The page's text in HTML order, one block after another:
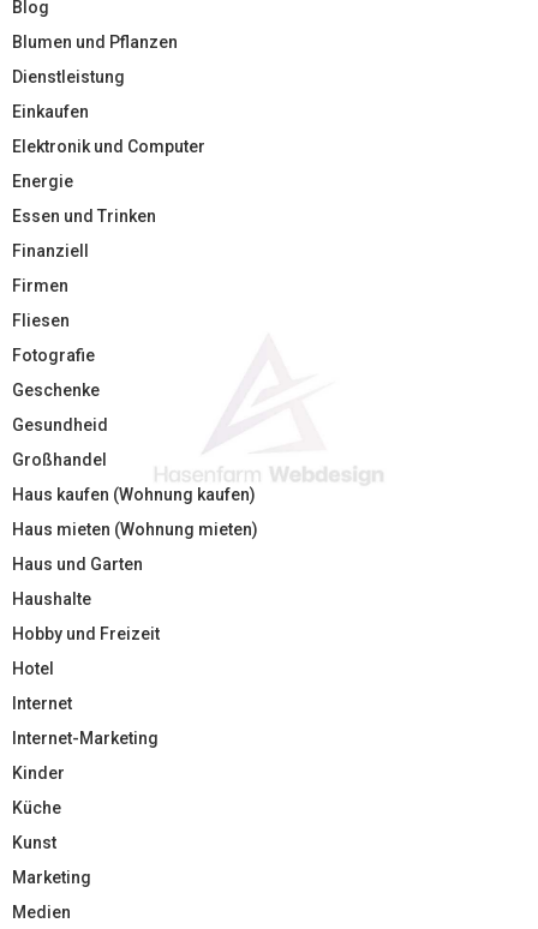
Blog
Blumen und Pflanzen
Dienstleistung
Einkaufen
Elektronik und Computer
Energie
Essen und Trinken
Finanziell
Firmen
Fliesen
Fotografie
Geschenke
Gesundheid
Großhandel
Haus kaufen (Wohnung kaufen)
Haus mieten (Wohnung mieten)
Haus und Garten
Haushalte
Hobby und Freizeit
Hotel
Internet
Internet-Marketing
Kinder
Küche
Kunst
Marketing
Medien